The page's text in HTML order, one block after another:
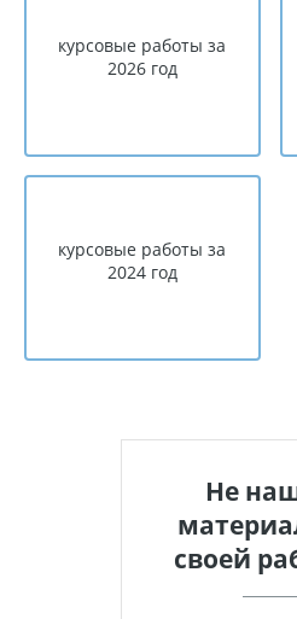
курсовые работы за
2026 год
курсовые работы за
2024 год
Не
своей